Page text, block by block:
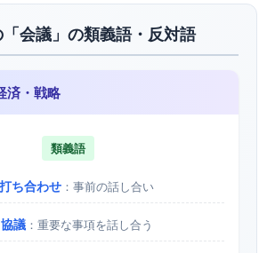
会議」の類義語・反対語
済・戦略
類義語
打ち合わせ ：事前の話し合い
協議：重要な事項を話し合う